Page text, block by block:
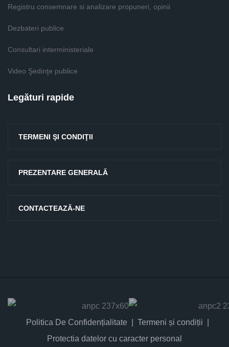
Registru consemnare si analizare propuneri, opinii
Dezbateri publice
Consultari interministeriale
Video Şedinţe publice
Legături rapide
TERMENI ŞI CONDIŢII
PREZENTARE GENERALĂ
CONTACTEAZĂ-NE
Politica De Confidențialitate
Termeni și condiții
Protectia datelor cu caracter personal